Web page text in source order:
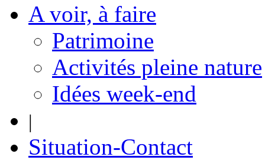
A voir, à faire
Patrimoine
Activités pleine nature
Idées week-end
|
Situation-Contact